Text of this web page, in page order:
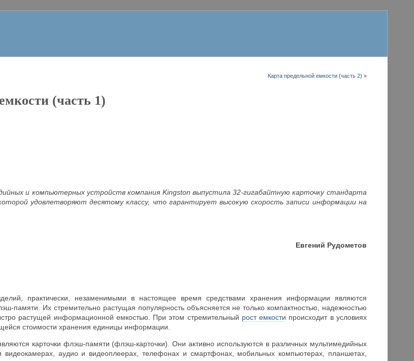
Карта предельной емкости (часть 2) »
(часть 1)
и компьютерных устройств компания Kingston выпустила 32-гигабайтную карточку стандарта
удовлетворяют десятому классу, что гарантирует высокую скорость записи информации на
Евгений Рудометов
практически, незаменимыми в настоящее время средствами хранения информации являются
памяти. Их стремительно растущая популярность объясняется не только компактностью, надежностью
растущей информационной емкостью. При этом стремительный рост емкости происходит в условиях
стоимости хранения единицы информации.
карточки флэш-памяти (флэш-карточки). Они активно используются в различных мультимедийных
видеокамерах, аудио и видеоплеерах, телефонах и смартфонах, мобильных компьютерах, планшетах,